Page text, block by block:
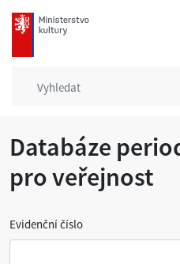
mkcr.cz
Databáze
pro veřejnost
Evidenční číslo